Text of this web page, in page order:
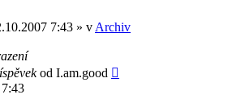
7:43 » v Archiv
od I.am.good